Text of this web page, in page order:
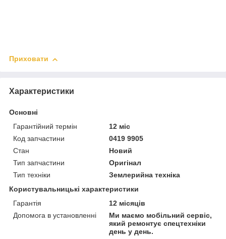
Приховати
Характеристики
Основні
Гарантійний термін
12 міс
Код запчастини
0419 9905
Стан
Новий
Тип запчастини
Оригінал
Тип техніки
Землерийна техніка
Користувальницькі характеристики
Гарантія
12 місяців
Допомога в установленні
Ми маємо мобільний сервіс,
який ремонтує спецтехніки
день у день.